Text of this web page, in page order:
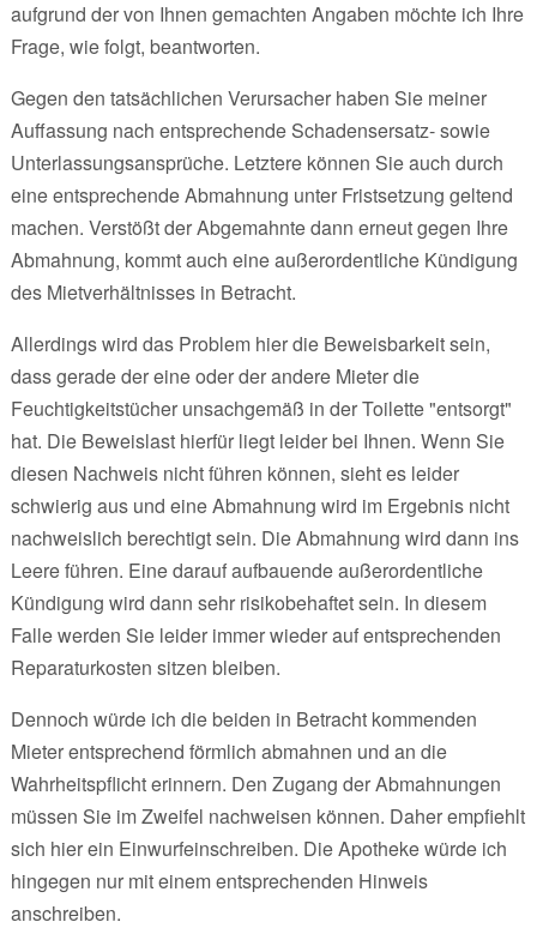
aufgrund der von Ihnen gemachten Angaben möchte ich Ihre
Frage, wie folgt, beantworten.
Gegen den tatsächlichen Verursacher haben Sie meiner
Auffassung nach entsprechende Schadensersatz- sowie
Unterlassungsansprüche. Letztere können Sie auch durch
eine entsprechende Abmahnung unter Fristsetzung geltend
machen. Verstößt der Abgemahnte dann erneut gegen Ihre
Abmahnung, kommt auch eine außerordentliche Kündigung
des Mietverhältnisses in Betracht.
Allerdings wird das Problem hier die Beweisbarkeit sein,
dass gerade der eine oder der andere Mieter die
Feuchtigkeitstücher unsachgemäß in der Toilette "entsorgt"
hat. Die Beweislast hierfür liegt leider bei Ihnen. Wenn Sie
diesen Nachweis nicht führen können, sieht es leider
schwierig aus und eine Abmahnung wird im Ergebnis nicht
nachweislich berechtigt sein. Die Abmahnung wird dann ins
Leere führen. Eine darauf aufbauende außerordentliche
Kündigung wird dann sehr risikobehaftet sein. In diesem
Falle werden Sie leider immer wieder auf entsprechenden
Reparaturkosten sitzen bleiben.
Dennoch würde ich die beiden in Betracht kommenden
Mieter entsprechend förmlich abmahnen und an die
Wahrheitspflicht erinnern. Den Zugang der Abmahnungen
müssen Sie im Zweifel nachweisen können. Daher empfiehlt
sich hier ein Einwurfeinschreiben. Die Apotheke würde ich
hingegen nur mit einem entsprechenden Hinweis
anschreiben.